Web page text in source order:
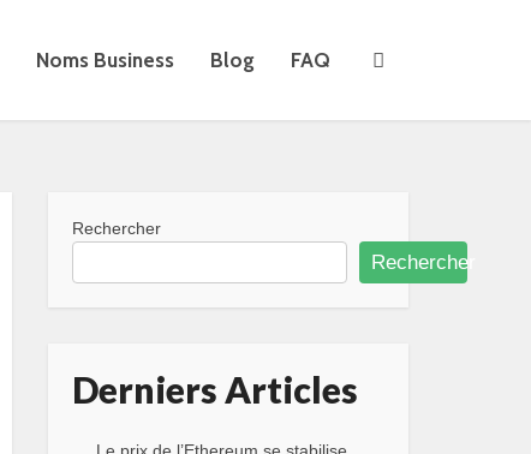
Noms Business Blog FAQ
Rechercher
Rechercher
Derniers Articles